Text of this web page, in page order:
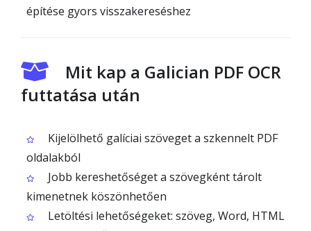
építése gyors visszakereséshez
Mit kap a Galician PDF OCR
futtatása után
Kijelölhető galíciai szöveget a szkennelt PDF
oldalakból
Jobb kereshetőséget a szövegként tárolt
kimenetnek köszönhetően
Letöltési lehetőségeket: szöveg, Word, HTML